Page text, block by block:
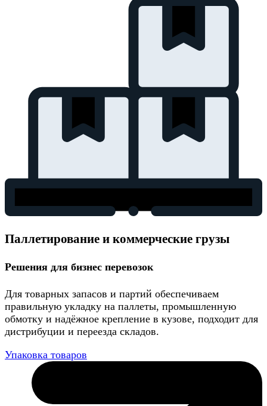
Паллетирование и коммерческие грузы
Решения для бизнес перевозок
Для товарных запасов и партий обеспечиваем
правильную укладку на паллеты, промышленную
обмотку и надёжное крепление в кузове, подходит для
дистрибуции и переезда складов.
Упаковка товаров